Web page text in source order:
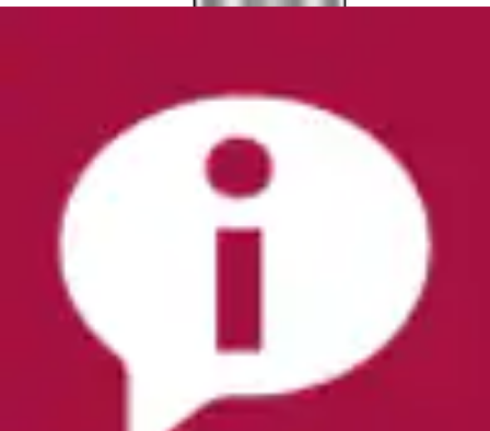
Spaghettitopf 1 Stk. tlg. Cromargan® Edelstahl
Rostfrei 18/10
WMF
Ursprünglicher Preis
UVP 149,99 €
- 27 %
Aktueller Preis
108,99 €